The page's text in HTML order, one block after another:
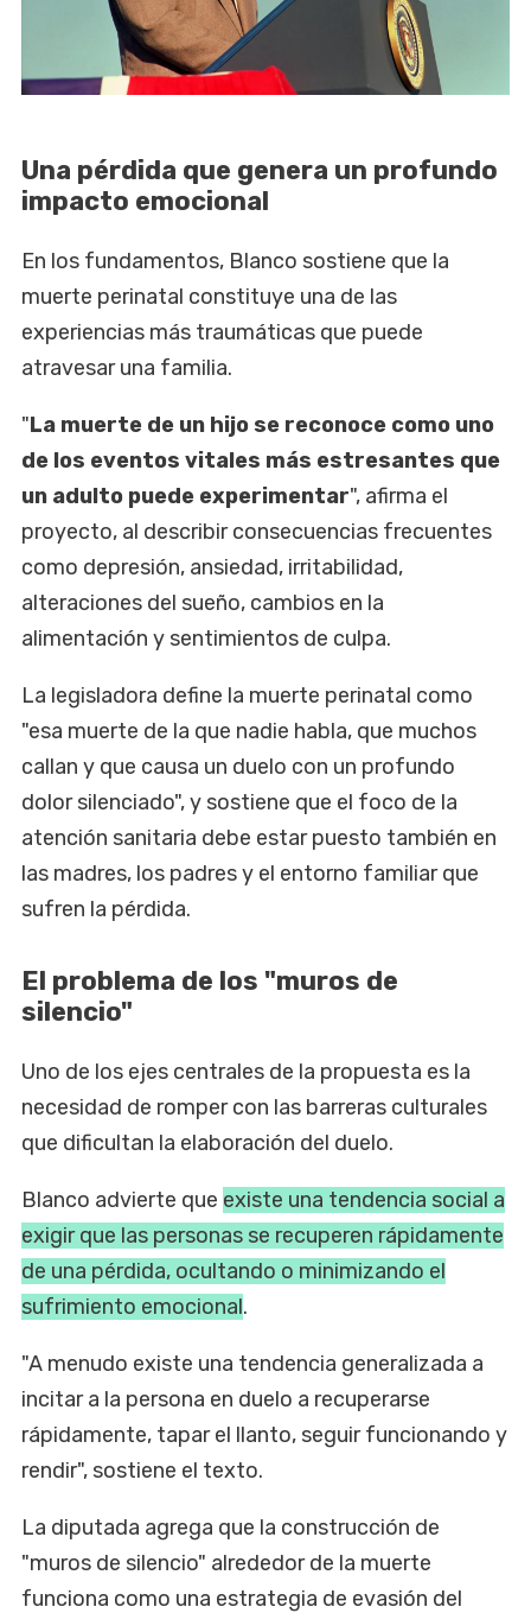
Una pérdida que genera un profundo
impacto emocional
En los fundamentos, Blanco sostiene que la
muerte perinatal constituye una de las
experiencias más traumáticas que puede
atravesar una familia.
"La muerte de un hijo se reconoce como uno
de los eventos vitales más estresantes que
un adulto puede experimentar", afirma el
proyecto, al describir consecuencias frecuentes
como depresión, ansiedad, irritabilidad,
alteraciones del sueño, cambios en la
alimentación y sentimientos de culpa.
La legisladora define la muerte perinatal como
"esa muerte de la que nadie habla, que muchos
callan y que causa un duelo con un profundo
dolor silenciado", y sostiene que el foco de la
atención sanitaria debe estar puesto también en
las madres, los padres y el entorno familiar que
sufren la pérdida.
El problema de los "muros de
silencio"
Uno de los ejes centrales de la propuesta es la
necesidad de romper con las barreras culturales
que dificultan la elaboración del duelo.
Blanco advierte que existe una tendencia social a
exigir que las personas se recuperen rápidamente
de una pérdida, ocultando o minimizando el
sufrimiento emocional.
"A menudo existe una tendencia generalizada a
incitar a la persona en duelo a recuperarse
rápidamente, tapar el llanto, seguir funcionando y
rendir", sostiene el texto.
La diputada agrega que la construcción de
"muros de silencio" alrededor de la muerte
funciona como una estrategia de evasión del